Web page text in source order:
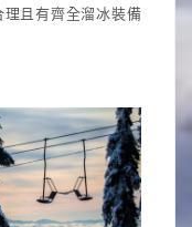
且有齊全溜冰裝備